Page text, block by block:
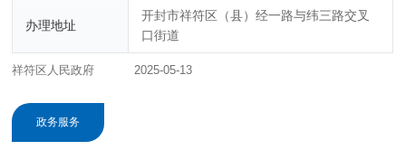
办理地址
开封市祥符区（县）经一路与纬三路交叉
口街道
祥符区人民政府 2025-05-13
政务服务